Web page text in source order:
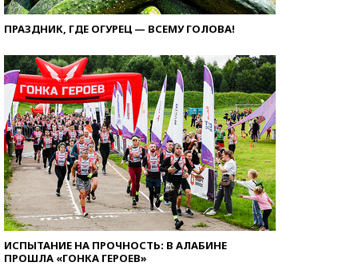
ПРАЗДНИК, ГДЕ ОГУРЕЦ — ВСЕМУ ГОЛОВА!
ИСПЫТАНИЕ НА ПРОЧНОСТЬ: В АЛАБИНЕ
ПРОШЛА «ГОНКА ГЕРОЕВ»